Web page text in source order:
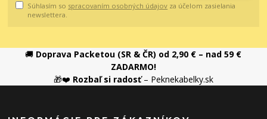
Súhlasím so spracovaním osobných údajov za účelom zasielania
newslettera.
🚚 Doprava Packetou (SR & ČR) od 2,90 € – nad 59 €
ZADARMO!
🎁❤️ Rozbaľ si radosť– Peknekabelky.sk